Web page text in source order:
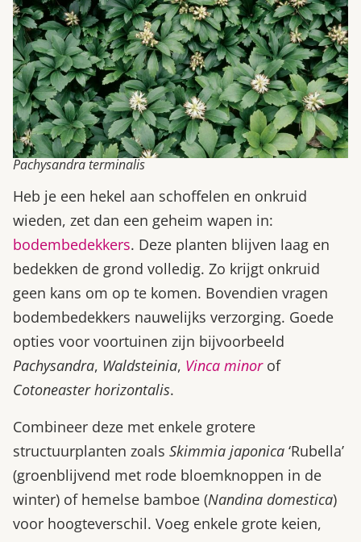
Pachysandra terminalis
Heb je een hekel aan schoffelen en onkruid
wieden, zet dan een geheim wapen in:
bodembedekkers. Deze planten blijven laag en
bedekken de grond volledig. Zo krijgt onkruid
geen kans om op te komen. Bovendien vragen
bodembedekkers nauwelijks verzorging. Goede
opties voor voortuinen zijn bijvoorbeeld
Pachysandra, Waldsteinia, Vinca minorof
Cotoneaster horizontalis.
Combineer deze met enkele grotere
structuurplanten zoals Skimmia japonica ‘Rubella’
(groenblijvend met rode bloemknoppen in de
winter) of hemelse bamboe (Nandina domestica)
voor hoogteverschil. Voeg enkele grote keien,